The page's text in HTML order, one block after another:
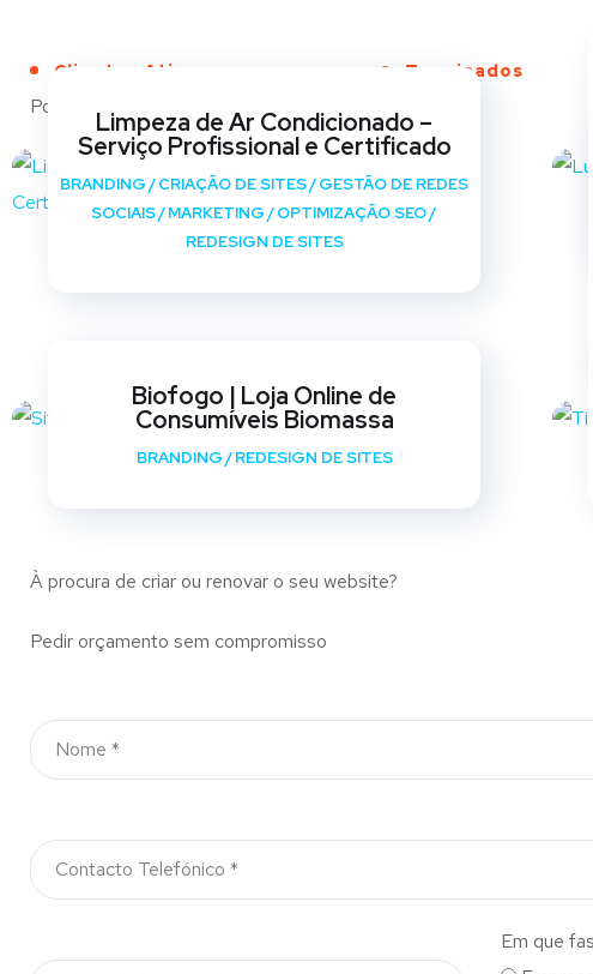
Clientes Ativos Terminados
Portfólio
Limpeza de Ar Condicionado –
Serviço Profissional e Certificado
BRANDING/CRIAÇÃO DE SITES/GESTÃO DE REDES
SOCIAIS/MARKETING/OPTIMIZAÇÃO SEO/
REDESIGN DE SITES
Biofogo | Loja Online de
Consumíveis Biomassa
BRANDING/REDESIGN DE SITES
À procura de criar ou renovar o seu website?
Pedir orçamento sem compromisso
Em que